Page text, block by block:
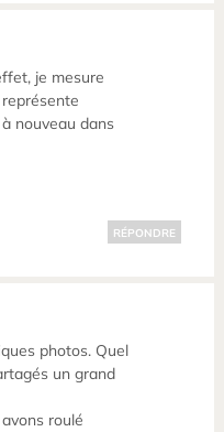
je mesure
nouveau dans
RÉPONDRE
photos. Quel
un grand
roulé